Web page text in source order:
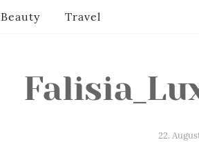
22.
Beauty Travel